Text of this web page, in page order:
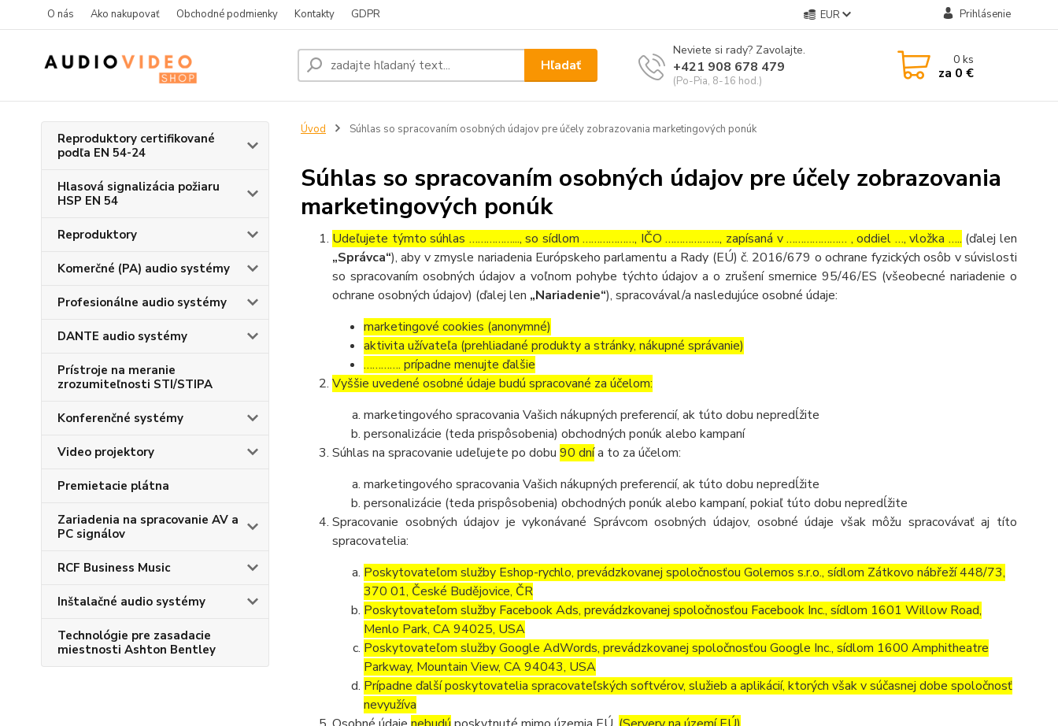
O nás Ako nakupovať Obchodné podmienky Kontakty GDPR EUR Prihlásenie
Hľadať
Neviete si rady? Zavolajte.
+421 908 678 479
(Po-Pia, 8-16 hod.)
0ks
za 0 €
Reproduktory certifikované
podľa EN 54-24
Hlasová signalizácia požiaru
HSP EN 54
Reproduktory
Komerčné (PA) audio systémy
Profesionálne audio systémy
DANTE audio systémy
Prístroje na meranie
zrozumiteľnosti STI/STIPA
Konferenčné systémy
Video projektory
Premietacie plátna
Zariadenia na spracovanie AV a
PC signálov
RCF Business Music
Inštalačné audio systémy
Technológie pre zasadacie
miestnosti Ashton Bentley
Úvod Súhlas so spracovaním osobných údajov pre účely zobrazovania marketingových ponúk
Súhlas so spracovaním osobných údajov pre účely zobrazovania
marketingových ponúk
Udeľujete týmto súhlas ……………..., so sídlom ………………, IČO ………………., zapísaná v ………………… , oddiel …, vložka ….. (ďalej len
„Správca“), aby v zmysle nariadenia Európskeho parlamentu a Rady (EÚ) č. 2016/679 o ochrane fyzických osôb v súvislosti
so spracovaním osobných údajov a voľnom pohybe týchto údajov a o zrušení smernice 95/46/ES (všeobecné nariadenie o
ochrane osobných údajov) (ďalej len „Nariadenie“), spracovával/a nasledujúce osobné údaje:
marketingové cookies (anonymné)
aktivita užívateľa (prehliadané produkty a stránky, nákupné správanie)
…………. prípadne menujte ďalšie
Vyššie uvedené osobné údaje budú spracované za účelom:
marketingového spracovania Vašich nákupných preferencií, ak túto dobu nepredĺžite
personalizácie (teda prispôsobenia) obchodných ponúk alebo kampaní
Súhlas na spracovanie udeľujete po dobu 90 dnía to za účelom:
marketingového spracovania Vašich nákupných preferencií, ak túto dobu nepredĺžite
personalizácie (teda prispôsobenia) obchodných ponúk alebo kampaní, pokiaľ túto dobu nepredĺžite
Spracovanie osobných údajov je vykonávané Správcom osobných údajov, osobné údaje však môžu spracovávať aj títo
spracovatelia:
Poskytovateľom služby Eshop-rychlo, prevádzkovanej spoločnosťou Golemos s.r.o., sídlom Zátkovo nábřeží 448/73,
370 01, České Budějovice, ČR
Poskytovateľom služby Facebook Ads, prevádzkovanej spoločnosťou Facebook Inc., sídlom 1601 Willow Road,
Menlo Park, CA 94025, USA
Poskytovateľom služby Google AdWords, prevádzkovanej spoločnosťou Google Inc., sídlom 1600 Amphitheatre
Parkway, Mountain View, CA 94043, USA
Prípadne ďalší poskytovatelia spracovateľských softvérov, služieb a aplikácií, ktorých však v súčasnej dobe spoločnosť
nevyužíva